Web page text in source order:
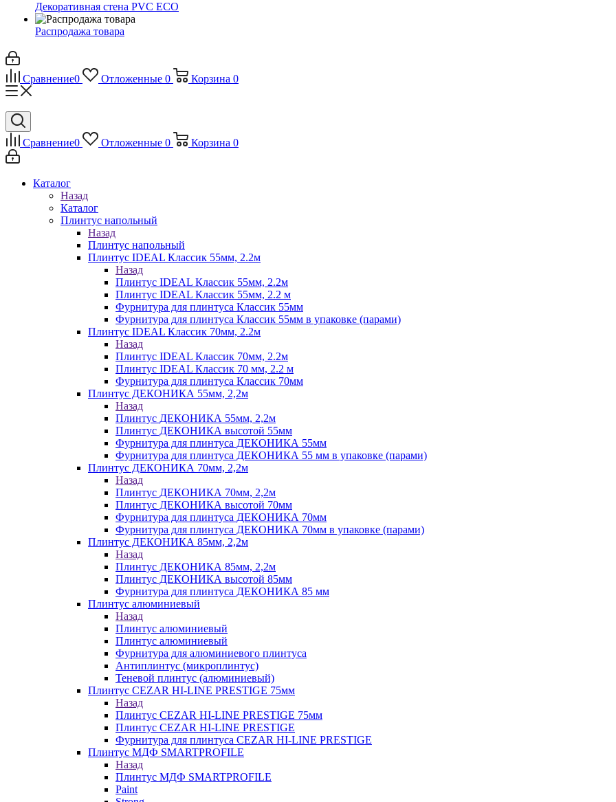
Декоративная стена PVC ECO
Распродажа товара
Сравнение0 Отложенные 0 Корзина 0
Сравнение0 Отложенные 0 Корзина 0
Каталог
Назад
Каталог
Плинтус напольный
Назад
Плинтус напольный
Плинтус IDEAL Классик 55мм, 2.2м
Назад
Плинтус IDEAL Классик 55мм, 2.2м
Плинтус IDEAL Классик 55мм, 2.2 м
Фурнитура для плинтуса Классик 55мм
Фурнитура для плинтуса Классик 55мм в упаковке (парами)
Плинтус IDEAL Классик 70мм, 2.2м
Назад
Плинтус IDEAL Классик 70мм, 2.2м
Плинтус IDEAL Классик 70 мм, 2.2 м
Фурнитура для плинтуса Классик 70мм
Плинтус ДЕКОНИКА 55мм, 2,2м
Назад
Плинтус ДЕКОНИКА 55мм, 2,2м
Плинтус ДЕКОНИКА высотой 55мм
Фурнитура для плинтуса ДЕКОНИКА 55мм
Фурнитура для плинтуса ДЕКОНИКА 55 мм в упаковке (парами)
Плинтус ДЕКОНИКА 70мм, 2,2м
Назад
Плинтус ДЕКОНИКА 70мм, 2,2м
Плинтус ДЕКОНИКА высотой 70мм
Фурнитура для плинтуса ДЕКОНИКА 70мм
Фурнитура для плинтуса ДЕКОНИКА 70мм в упаковке (парами)
Плинтус ДЕКОНИКА 85мм, 2,2м
Назад
Плинтус ДЕКОНИКА 85мм, 2,2м
Плинтус ДЕКОНИКА высотой 85мм
Фурнитура для плинтуса ДЕКОНИКА 85 мм
Плинтус алюминиевый
Назад
Плинтус алюминиевый
Плинтус алюминиевый
Фурнитура для алюминиевого плинтуса
Антиплинтус (микроплинтус)
Теневой плинтус (алюминиевый)
Плинтус CEZAR HI-LINE PRESTIGE 75мм
Назад
Плинтус CEZAR HI-LINE PRESTIGE 75мм
Плинтус CEZAR HI-LINE PRESTIGE
Фурнитура для плинтуса CEZAR HI-LINE PRESTIGE
Плинтус МДФ SMARTPROFILE
Назад
Плинтус МДФ SMARTPROFILE
Paint